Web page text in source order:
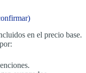
en el precio base.